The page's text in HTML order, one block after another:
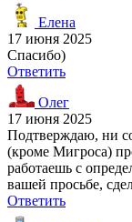
Елена
17 июня 2025
Спасибо)
Ответить
Олег
17 июня 2025
Подтверждаю, ни
(кроме Мигроса)
работаешь с
вашей просьбе,
Ответить